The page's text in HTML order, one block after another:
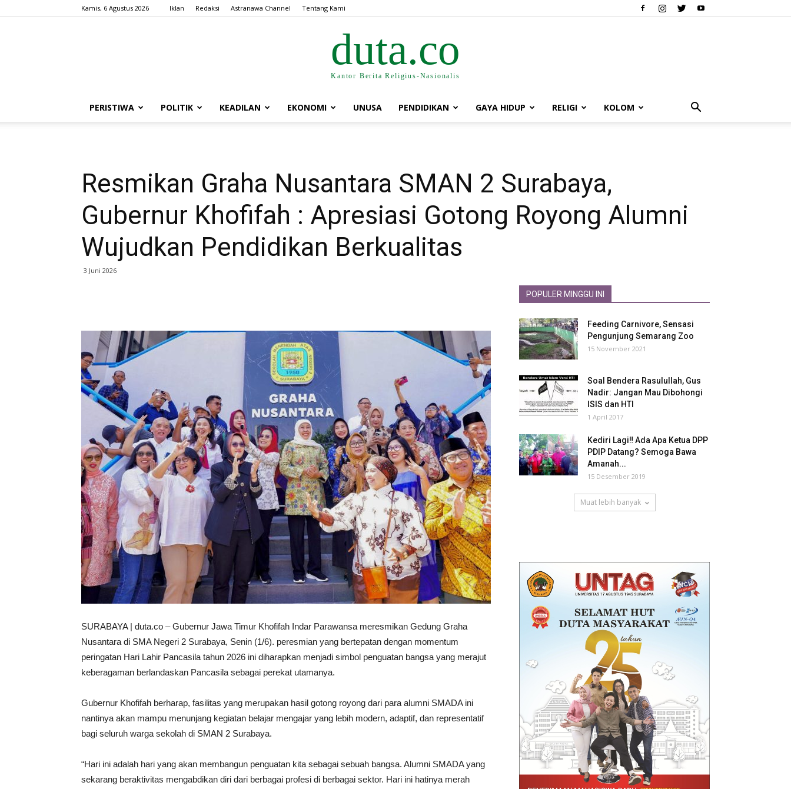
Kamis, 6 Agustus 2026 Iklan Redaksi Astranawa Channel Tentang Kami
duta.co
Kantor Berita Religius-Nasionalis
PERISTIWA POLITIK KEADILAN EKONOMI UNUSA PENDIDIKAN GAYA HIDUP RELIGI KOLOM
Resmikan Graha Nusantara SMAN 2 Surabaya,
Gubernur Khofifah : Apresiasi Gotong Royong Alumni
Wujudkan Pendidikan Berkualitas
3 Juni 2026
SURABAYA | duta.co – Gubernur Jawa Timur Khofifah Indar Parawansa meresmikan Gedung Graha
Nusantara di SMA Negeri 2 Surabaya, Senin (1/6). peresmian yang bertepatan dengan momentum
peringatan Hari Lahir Pancasila tahun 2026 ini diharapkan menjadi simbol penguatan bangsa yang merajut
keberagaman berlandaskan Pancasila sebagai perekat utamanya.
Gubernur Khofifah berharap, fasilitas yang merupakan hasil gotong royong dari para alumni SMADA ini
nantinya akan mampu menunjang kegiatan belajar mengajar yang lebih modern, adaptif, dan representatif
bagi seluruh warga sekolah di SMAN 2 Surabaya.
“Hari ini adalah hari yang akan membangun penguatan kita sebagai sebuah bangsa. Alumni SMADA yang
sekarang beraktivitas mengabdikan diri dari berbagai profesi di berbagai sektor. Hari ini hatinya merah
POPULER MINGGU INI
Feeding Carnivore, Sensasi
Pengunjung Semarang Zoo
15 November 2021
Soal Bendera Rasulullah, Gus
Nadir: Jangan Mau Dibohongi
ISIS dan HTI
1 April 2017
Kediri Lagi‼ Ada Apa Ketua DPP
PDIP Datang? Semoga Bawa
Amanah...
15 Desember 2019
Muat lebih banyak